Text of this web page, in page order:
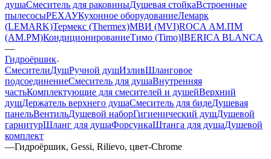
душаСмеситель для раковиныДушевая стойкаВстроенные
пылесосыРЕХАУКухонное оборудованиеЛемарк
(LEMARK)Термекс (Thermex)МВИ (MVI)ROCA АМ.ПМ
(AM.PM)КондиционированиеТимо (Timo)IBERICA BLANCA
—
Гидроёршик
СмесителиДушРучной душИзливШланговое
подсоединениеСмеситель для душаВнутренняя
частьКомплектующие для смесителей и душейВерхний
душДержатель верхнего душаСмеситель для бидеДушевая
панельВентильДушевой наборГигиенический душДушевой
гарнитурШланг для душаФорсункаШтанга для душаДушевой
комплект
—Гидроёршик, Gessi, Rilievo, цвет-Chrome